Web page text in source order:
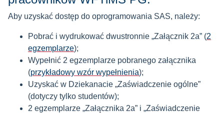
Aby uzyskać dostęp do oprogramowania SAS, należy:
Pobrać i wydrukować dwustronnie „Załącznik 2a” (2
egzemplarze);
Wypełnić 2 egzemplarze pobranego załącznika
(przykładowy wzór wypełnienia);
Uzyskać w Dziekanacie „Zaświadczenie ogólne”
(dotyczy tylko studentów);
2 egzemplarze „Załącznika 2a” i „Zaświadczenie